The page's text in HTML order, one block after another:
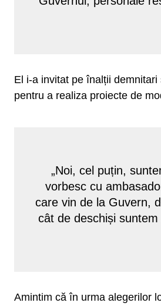
El i-a invitat pe înalții
pentru a realiza proiecte de
„Noi, cel puțin,
vorbesc cu
care vin de la Guvern,
cât de deschiși
Amintim că în urma alegerilor